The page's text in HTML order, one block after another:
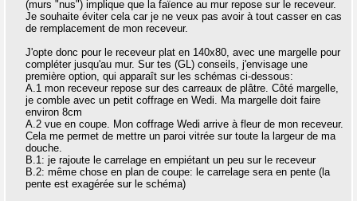
(murs "nus") implique que la faïence au mur repose sur le receveur.
Je souhaite éviter cela car je ne veux pas avoir à tout casser en cas
de remplacement de mon receveur.
J'opte donc pour le receveur plat en 140x80, avec une margelle pour
compléter jusqu'au mur. Sur tes (GL) conseils, j'envisage une
première option, qui apparaît sur les schémas ci-dessous:
A.1 mon receveur repose sur des carreaux de plâtre. Côté margelle,
je comble avec un petit coffrage en Wedi. Ma margelle doit faire
environ 8cm
A.2 vue en coupe. Mon coffrage Wedi arrive à fleur de mon receveur.
Cela me permet de mettre un paroi vitrée sur toute la largeur de ma
douche.
B.1: je rajoute le carrelage en empiétant un peu sur le receveur
B.2: même chose en plan de coupe: le carrelage sera en pente (la
pente est exagérée sur le schéma)